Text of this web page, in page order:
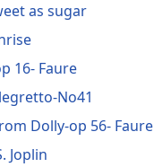
as sugar
16- Faure
No41
Dolly-op 56- Faure
Joplin